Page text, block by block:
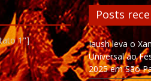
1"]
Posts
Iaush leva o
Universal ao
2025 em São